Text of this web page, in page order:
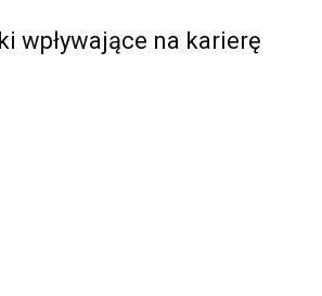
wpływające na karierę